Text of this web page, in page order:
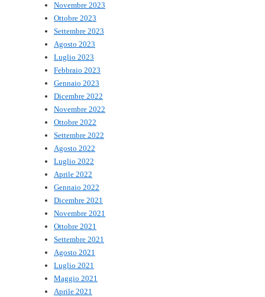
Novembre 2023
Ottobre 2023
Settembre 2023
Agosto 2023
Luglio 2023
Febbraio 2023
Gennaio 2023
Dicembre 2022
Novembre 2022
Ottobre 2022
Settembre 2022
Agosto 2022
Luglio 2022
Aprile 2022
Gennaio 2022
Dicembre 2021
Novembre 2021
Ottobre 2021
Settembre 2021
Agosto 2021
Luglio 2021
Maggio 2021
Aprile 2021